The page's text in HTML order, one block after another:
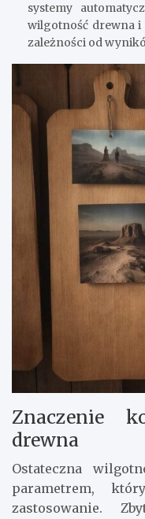
systemy
wilgotność drewna i
zależności od
Znaczenie
drewna
Ostateczna
parametrem,
zastosowanie.